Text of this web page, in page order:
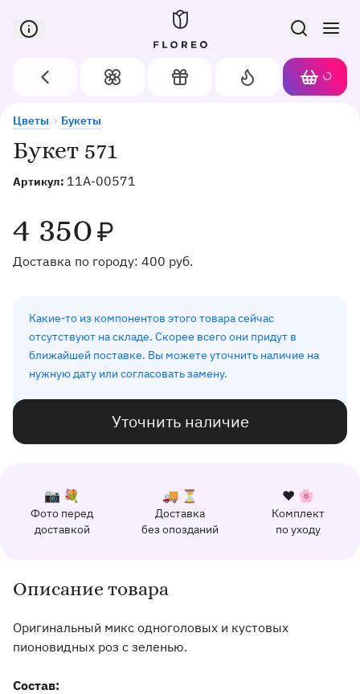
Сервис доставки цветов в Орле
Назад Цветы Подарки
Акции
Корзина
Букет 571
Артикул: 11A-00571
4 350₽
Доставка по городу: 400 руб.
Какие-то из компонентов этого товара сейчас
отсутствуют на складе. Скорее всего они придут в
ближайшей поставке. Вы можете уточнить наличие на
нужную дату или согласовать замену.
Уточнить наличие
Цветы Букеты
Букет 571
Почему выбирают Флорео
К каждому заказу прилагается:
Фото перед
доставкой
📷 💐
Доставка
без опозданий
🚚 ⏳
Комплект
по уходу
❤️ 🌸
Качественный сервис
162 отзыва с оценкой 5.0 ⭐
Информация о товаре и оказываемых услугах
Описание товара
Оригинальный микс одноголовых и кустовых
пионовидных роз с зеленью.
Состав: